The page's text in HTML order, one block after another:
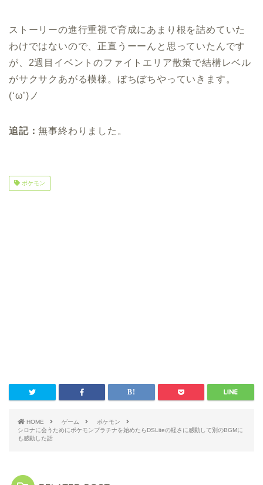
ストーリーの進行重視で育成にあまり根を詰めていた
わけではないので、正直うーーんと思っていたんです
が、2週目イベントのファイトエリア散策で結構レベル
がサクサクあがる模様。ぼちぼちやっていきます。
(‘ω’)ノ
追記：無事終わりました。
ポケモン
HOME ゲーム
ポケモン
シロナに会うためにポケモンプラチナを始めたらDSLiteの軽さに感動して別のBGMに
も感動した話